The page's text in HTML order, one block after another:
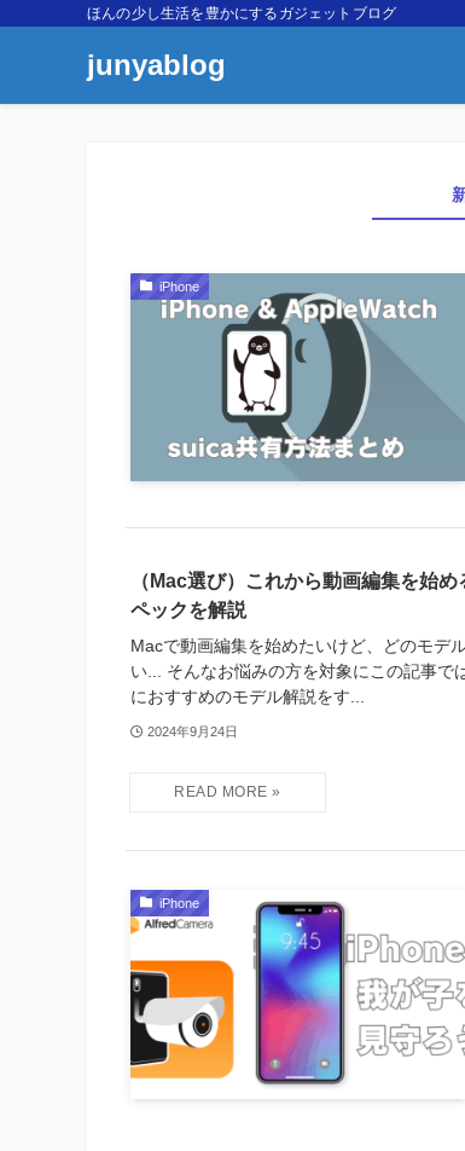
ほんの少し生活を豊かにするガジェットブログ
junyablog
iPhone
（Mac選び）これから動画編集を始
ペックを解説
Macで動画編集を始めたいけど、どのモデ
い... そんなお悩みの方を対象にこの記事で
におすすめのモデル解説をす...
2024年9月24日
iPhone